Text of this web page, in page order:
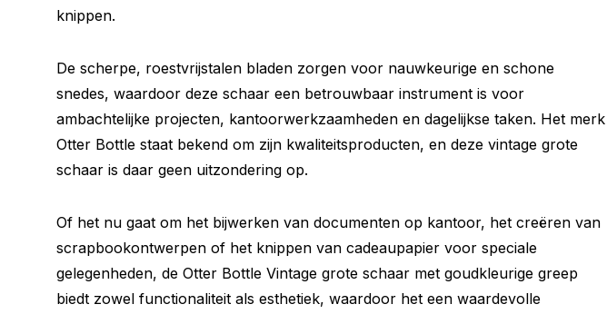
knippen.
De scherpe, roestvrijstalen bladen zorgen voor nauwkeurige en schone
snedes, waardoor deze schaar een betrouwbaar instrument is voor
ambachtelijke projecten, kantoorwerkzaamheden en dagelijkse taken. Het merk
Otter Bottle staat bekend om zijn kwaliteitsproducten, en deze vintage grote
schaar is daar geen uitzondering op.
Of het nu gaat om het bijwerken van documenten op kantoor, het creëren van
scrapbookontwerpen of het knippen van cadeaupapier voor speciale
gelegenheden, de Otter Bottle Vintage grote schaar met goudkleurige greep
biedt zowel functionaliteit als esthetiek, waardoor het een waardevolle